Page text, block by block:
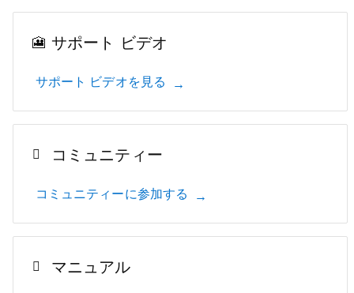
サポート ビデオ
サポート ビデオを見る
コミュニティー
コミュニティーに参加する
マニュアル